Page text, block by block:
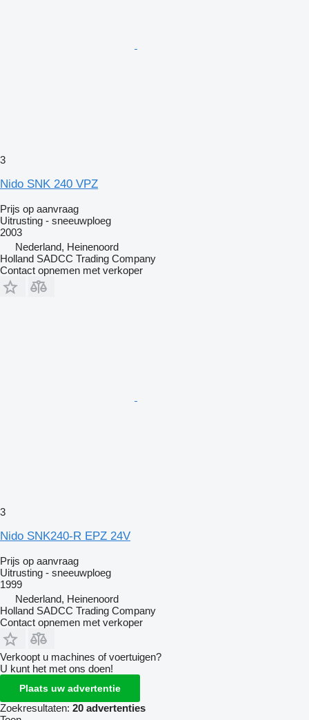
3
Nido SNK 240 VPZ
Prijs op aanvraag
Uitrusting - sneeuwploeg
2003
Nederland, Heinenoord
Holland SADCC Trading Company
Contact opnemen met verkoper
3
Nido SNK240-R EPZ 24V
Prijs op aanvraag
Uitrusting - sneeuwploeg
1999
Nederland, Heinenoord
Holland SADCC Trading Company
Contact opnemen met verkoper
Verkoopt u machines of voertuigen?
U kunt het met ons doen!
Plaats uw advertentie
Zoekresultaten: 20 advertenties